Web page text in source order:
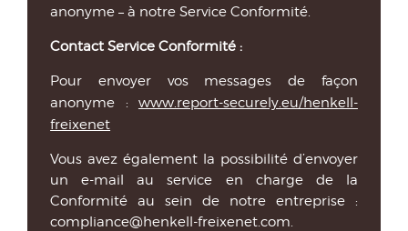
anonyme – à notre Service Conformité.
Contact Service Conformité :
Pour envoyer vos messages de façon
anonyme : www.report-securely.eu/henkell-
freixenet
Vous avez également la possibilité d’envoyer
un e-mail au service en charge de la
Conformité au sein de notre entreprise :
compliance@henkell-freixenet.com.